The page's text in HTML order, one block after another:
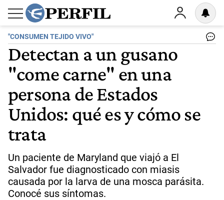
"CONSUMEN TEJIDO VIVO"
Detectan a un gusano
"come carne" en una
persona de Estados
Unidos: qué es y cómo se
trata
Un paciente de Maryland que viajó a El
Salvador fue diagnosticado con miasis
causada por la larva de una mosca parásita.
Conocé sus síntomas.